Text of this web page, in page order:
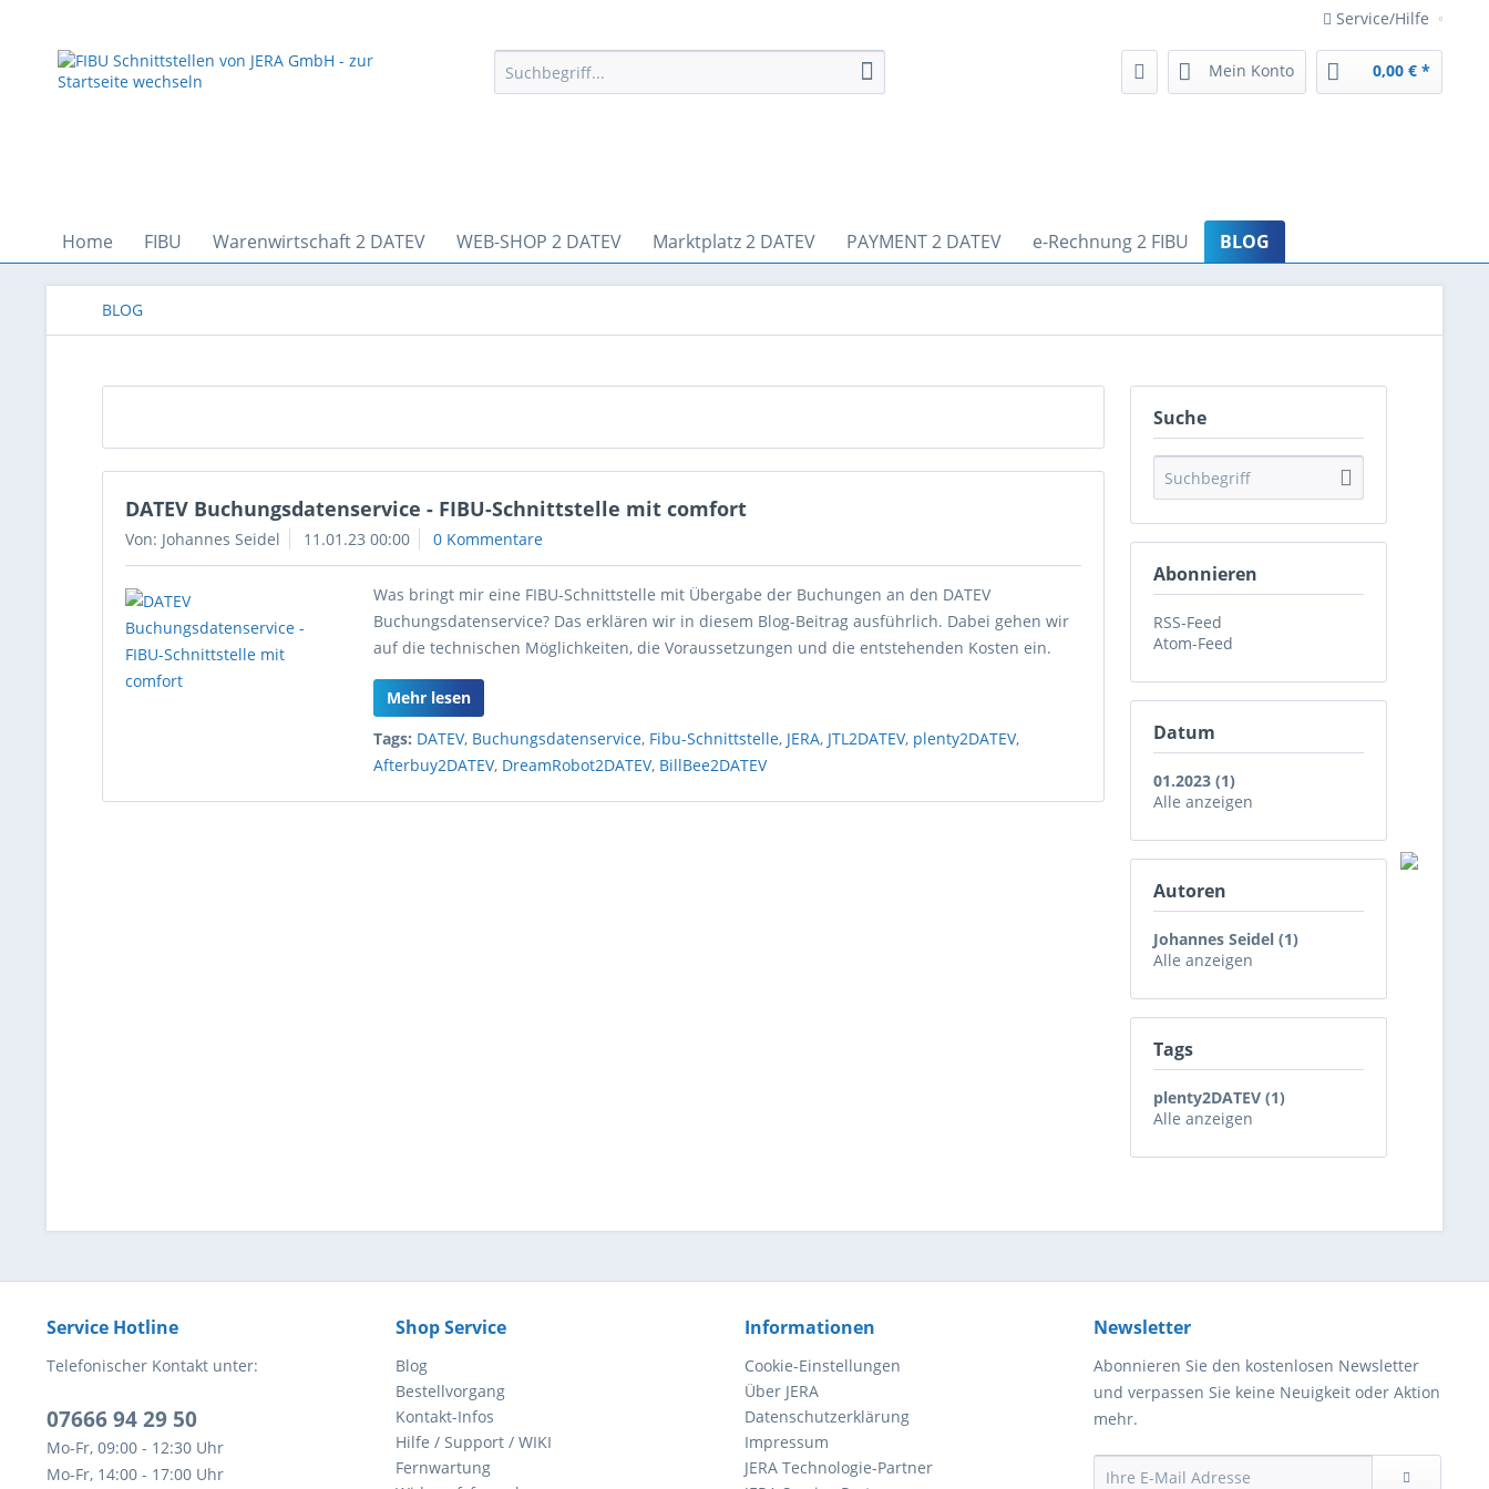
Service/Hilfe
Mein Konto 0,00 € *
Home FIBU Warenwirtschaft 2 DATEV WEB-SHOP 2 DATEV Marktplatz 2 DATEV PAYMENT 2 DATEV e-Rechnung 2 FIBU BLOG
BLOG
Suche
Abonnieren
RSS-Feed
Atom-Feed
Datum
01.2023 (1)
Alle anzeigen
Autoren
Johannes Seidel (1)
Alle anzeigen
Tags
plenty2DATEV (1)
Alle anzeigen
DATEV Buchungsdatenservice - FIBU-Schnittstelle mit comfort
Von: Johannes Seidel 11.01.23 00:00 0 Kommentare
Was bringt mir eine FIBU-Schnittstelle mit Übergabe der Buchungen an den DATEV
Buchungsdatenservice? Das erklären wir in diesem Blog-Beitrag ausführlich. Dabei gehen wir
auf die technischen Möglichkeiten, die Voraussetzungen und die entstehenden Kosten ein.
Mehr lesen
Tags: DATEV, Buchungsdatenservice, Fibu-Schnittstelle, JERA, JTL2DATEV, plenty2DATEV,
Afterbuy2DATEV, DreamRobot2DATEV, BillBee2DATEV
Service Hotline
Telefonischer Kontakt unter:
07666 94 29 50
Mo-Fr, 09:00 - 12:30 Uhr
Mo-Fr, 14:00 - 17:00 Uhr
Shop Service
Blog
Bestellvorgang
Kontakt-Infos
Hilfe / Support / WIKI
Fernwartung
Informationen
Cookie-Einstellungen
Über JERA
Datenschutzerklärung
Impressum
JERA Technologie-Partner
Newsletter
Abonnieren Sie den kostenlosen Newsletter
und verpassen Sie keine Neuigkeit oder Aktion
mehr.